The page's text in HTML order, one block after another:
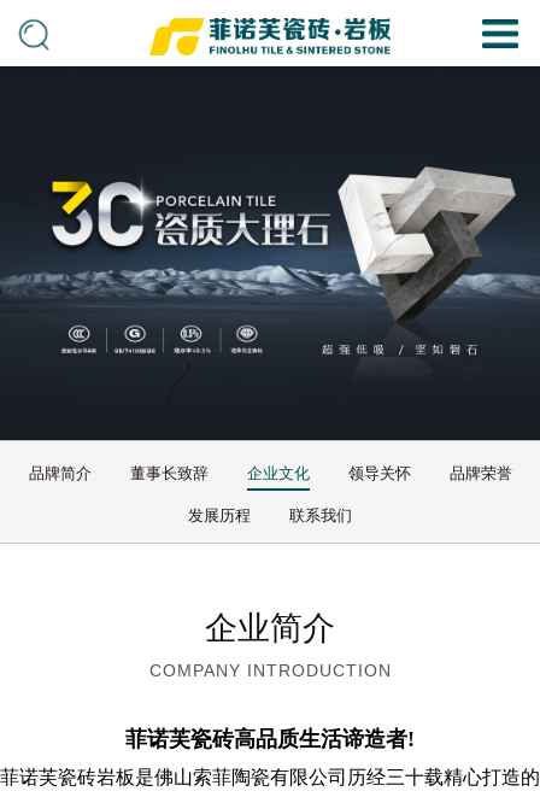
品牌简介 董事长致辞 企业文化 领导关怀 品牌荣誉
发展历程 联系我们
企业简介
COMPANY INTRODUCTION
菲诺芙瓷砖高品质生活谛造者!
菲诺芙瓷砖岩板是佛山索菲陶瓷有限公司历经三十载精心打造的